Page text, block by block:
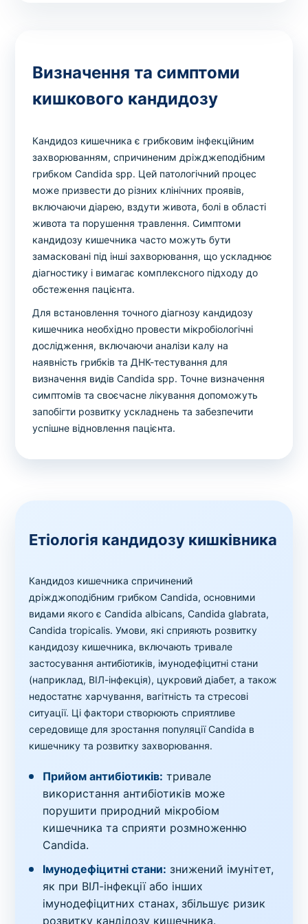
Визначення та симптоми
кишкового кандидозу
Кандидоз кишечника є грибковим інфекційним
захворюванням, спричиненим дріжджеподібним
грибком Candida spp. Цей патологічний процес
може призвести до різних клінічних проявів,
включаючи діарею, вздути живота, болі в області
живота та порушення травлення. Симптоми
кандидозу кишечника часто можуть бути
замасковані під інші захворювання, що ускладнює
діагностику і вимагає комплексного підходу до
обстеження пацієнта.
Для встановлення точного діагнозу кандидозу
кишечника необхідно провести мікробіологічні
дослідження, включаючи аналізи калу на
наявність грибків та ДНК-тестування для
визначення видів Candida spp. Точне визначення
симптомів та своєчасне лікування допоможуть
запобігти розвитку ускладнень та забезпечити
успішне відновлення пацієнта.
Етіологія кандидозу кишківника
Кандидоз кишечника спричинений
дріжджоподібним грибком Candida, основними
видами якого є Candida albicans, Candida glabrata,
Candida tropicalis. Умови, які сприяють розвитку
кандидозу кишечника, включають тривале
застосування антибіотиків, імунодефіцитні стани
(наприклад, ВІЛ-інфекція), цукровий діабет, а також
недостатнє харчування, вагітність та стресові
ситуації. Ці фактори створюють сприятливе
середовище для зростання популяції Candida в
кишечнику та розвитку захворювання.
Прийом антибіотиків: тривале
використання антибіотиків може
порушити природний мікробіом
кишечника та сприяти розмноженню
Candida.
Імунодефіцитні стани: знижений імунітет,
як при ВІЛ-інфекції або інших
імунодефіцитних станах, збільшує ризик
розвитку кандідозу кишечника.